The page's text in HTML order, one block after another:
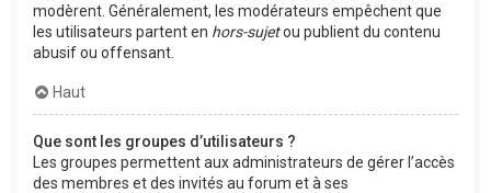
modèrent. Généralement, les modérateurs empêchent que
les utilisateurs partent en hors-sujetou publient du contenu
abusif ou offensant.
Haut
Que sont les groupes d’utilisateurs ?
Les groupes permettent aux administrateurs de gérer l’accès
des membres et des invités au forum et à ses